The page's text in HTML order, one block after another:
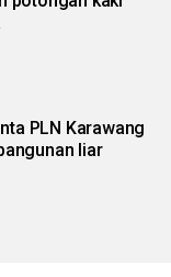
PLN Karawang
liar